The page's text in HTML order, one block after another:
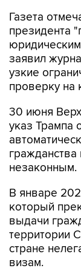
Газета
президента
заявил
узкие
проверку на
30 июня
указ Трампа
незаконным.
В январе
который
выдачи
территории
стране
визам.